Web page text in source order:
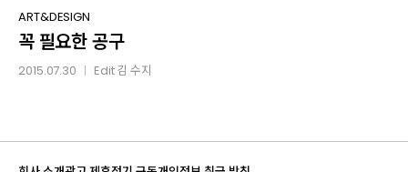
꼭
필요한
공구
ART&DESIGN
꼭 필요한 공구
2015.07.30 Edit김 수지